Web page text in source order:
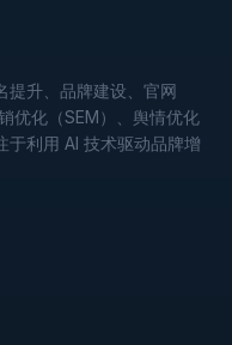
提升、品牌建设、官网
优化（SEM）、舆情优化
于利用 AI 技术驱动品牌增